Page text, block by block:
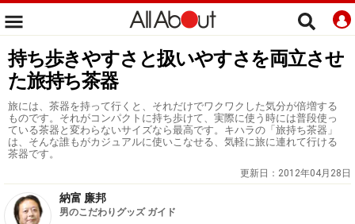
持ち歩きやすさと扱いやすさを両立させ
た旅持ち茶器
旅には、茶器を持って行くと、それだけでワクワクした気分が倍増する
ものです。それがコンパクトに持ち歩けて、実際に使う時には普段使っ
ている茶器と変わらないサイズなら最高です。キハラの「旅持ち茶器」
は、そんな誰もがカジュアルに使いこなせる、気軽に旅に連れて行ける
茶器です。
更新日： 2012年04月28日
納富 廉邦
男のこだわりグッズ ガイド